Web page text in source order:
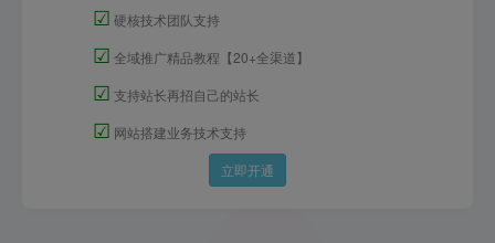
☑ 硬核技术团队支持
☑ 全域推广精品教程【20+全渠道】
☑ 支持站长再招自己的站长
☑ 网站搭建业务技术支持
立即开通